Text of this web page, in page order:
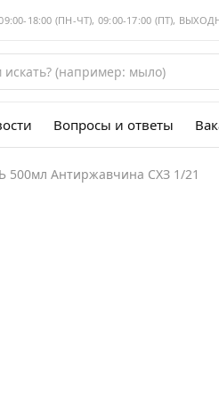
18:00 (ПН-ЧТ), 09:00-17:00 (ПТ),
Вопросы и ответы
500мл Антиржавчина СХЗ 1/21